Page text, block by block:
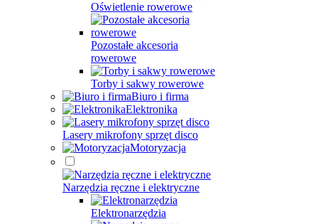
Oświetlenie rowerowe
Pozostałe akcesoria
rowerowe
Torby i sakwy rowerowe
Biuro i firma
Elektronika
Lasery mikrofony sprzęt disco
Motoryzacja
Narzędzia ręczne i elektryczne
Elektronarzędzia